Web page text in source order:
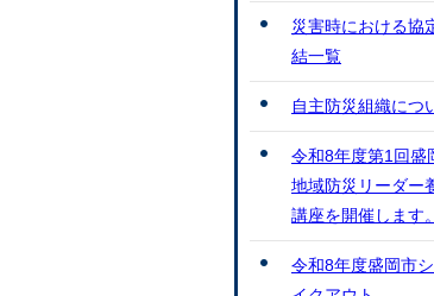
災害時における協
結一覧
自主防災組織につ
令和8年度第1回盛
地域防災リーダー
講座を開催します。
令和8年度盛岡市シ